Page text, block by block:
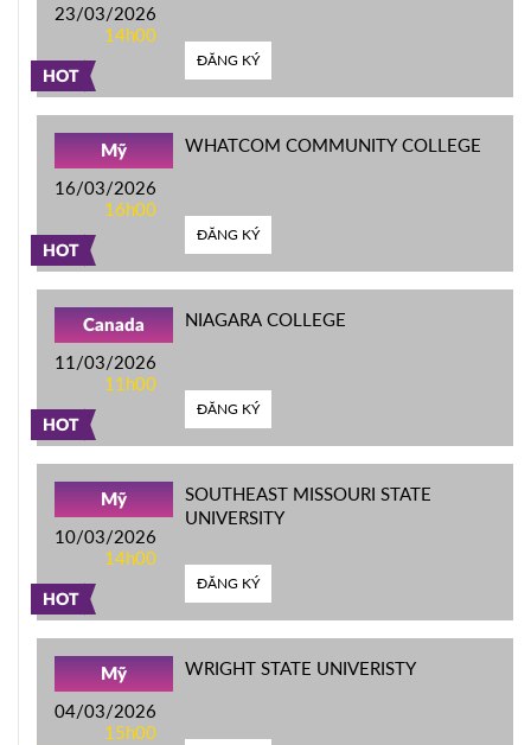
HOT
23/03/2026
14h00
ĐĂNG KÝ
HOT
Mỹ
16/03/2026
16h00
WHATCOM COMMUNITY COLLEGE
ĐĂNG KÝ
HOT
Canada
11/03/2026
11h00
NIAGARA COLLEGE
ĐĂNG KÝ
HOT
Mỹ
10/03/2026
14h00
SOUTHEAST MISSOURI STATE
UNIVERSITY
ĐĂNG KÝ
Mỹ
04/03/2026
15h00
WRIGHT STATE UNIVERISTY